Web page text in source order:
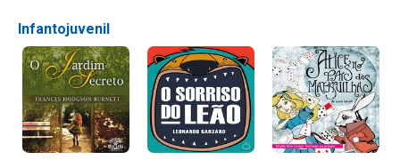
Infantojuvenil